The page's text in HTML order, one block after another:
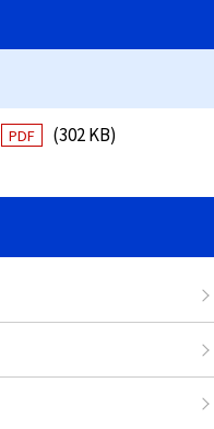
PDF (302 KB)